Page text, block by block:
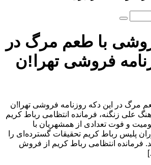
با طعم مرگ در
فروشی تهرا!ن
در این دکه روزنامه فروشی تهرا!ن
علی زنگنه، فرمانده انتظامی رباط کریم
و فوت تعدادی از همشهریان با
پلیس رباط کریم تحقیقات گسترده‌ای را
فرمانده انتظامی رباط کریم از فروش